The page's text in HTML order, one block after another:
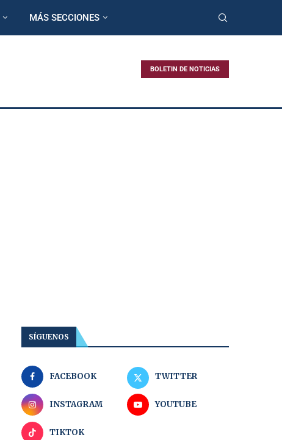
MÁS SECCIONES
BOLETIN DE NOTICIAS
SÍGUENOS
FACEBOOK TWITTER
INSTAGRAM YOUTUBE
TIKTOK